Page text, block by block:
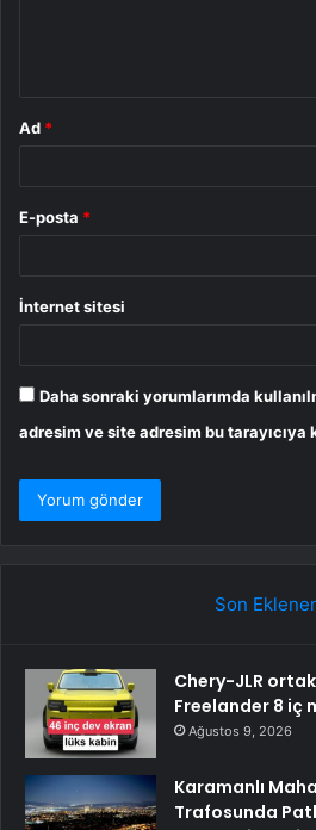
Ad *
E-posta *
İnternet sitesi
Daha sonraki yorumlarımda
adresim ve site adresim bu tarayıcıya
Son
Chery-JLR
Freelander 8 iç
Ağustos 9, 2026
Karamanlı
Trafosunda